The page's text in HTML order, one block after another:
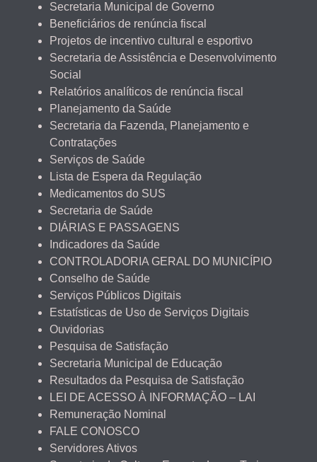
Secretaria Municipal de Governo
Beneficiários de renúncia fiscal
Projetos de incentivo cultural e esportivo
Secretaria de Assistência e Desenvolvimento
Social
Relatórios analíticos de renúncia fiscal
Planejamento da Saúde
Secretaria da Fazenda, Planejamento e
Contratações
Serviços de Saúde
Lista de Espera da Regulação
Medicamentos do SUS
Secretaria de Saúde
DIÁRIAS E PASSAGENS
Indicadores da Saúde
CONTROLADORIA GERAL DO MUNICÍPIO
Conselho de Saúde
Serviços Públicos Digitais
Estatísticas de Uso de Serviços Digitais
Ouvidorias
Pesquisa de Satisfação
Secretaria Municipal de Educação
Resultados da Pesquisa de Satisfação
LEI DE ACESSO À INFORMAÇÃO – LAI
Remuneração Nominal
FALE CONOSCO
Servidores Ativos